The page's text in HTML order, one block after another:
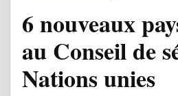
6 nouveaux
au Conseil de
Nations unies